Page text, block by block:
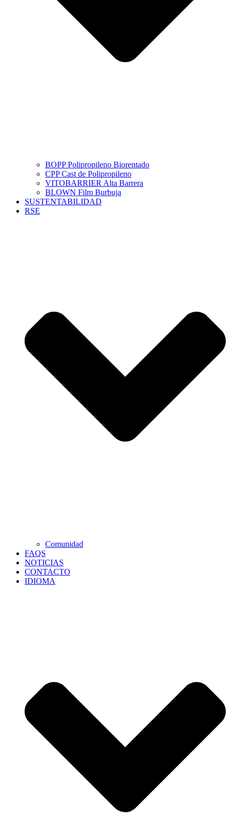
BOPP Polipropileno Biorentado
CPP Cast de Polipropileno
VITOBARRIER Alta Barrera
BLOWN Film Burbuja
SUSTENTABILIDAD
RSE
Comunidad
FAQS
NOTICIAS
CONTACTO
IDIOMA